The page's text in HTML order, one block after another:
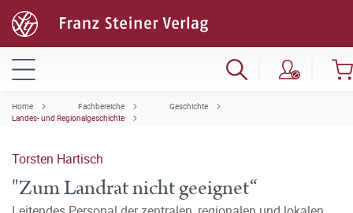
Home Fachbereiche
Geschichte
Landes- und Regionalgeschichte
Torsten Hartisch
"Zum Landrat nicht geeignet“